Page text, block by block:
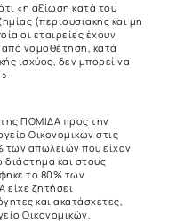
«η αξίωση κατά του
(περιουσιακής και μη
οι εταιρείες έχουν
από νομοθέτηση, κατά
ισχύος, δεν μπορεί να
ΠΟΜΙΔΑ προς την
Οικονομικών στις
των απωλειών που είχαν
και στους
το 80% των
ζητήσει
και ακατάσχετες,
Οικονομικών.